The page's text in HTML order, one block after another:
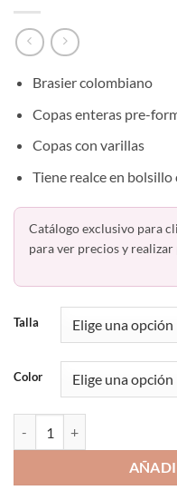
Brasier colombiano
Copas enteras pre-
Copas con varillas
Tiene realce en
Catálogo exclusivo para
para ver precios y realizar
Talla
Color